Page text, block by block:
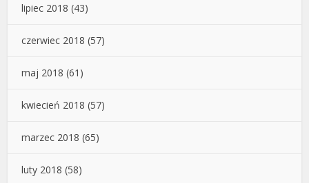
lipiec 2018 (43)
czerwiec 2018 (57)
maj 2018 (61)
kwiecień 2018 (57)
marzec 2018 (65)
luty 2018 (58)